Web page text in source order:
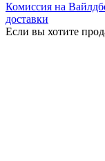
Комиссия на
доставки
Если вы хотите